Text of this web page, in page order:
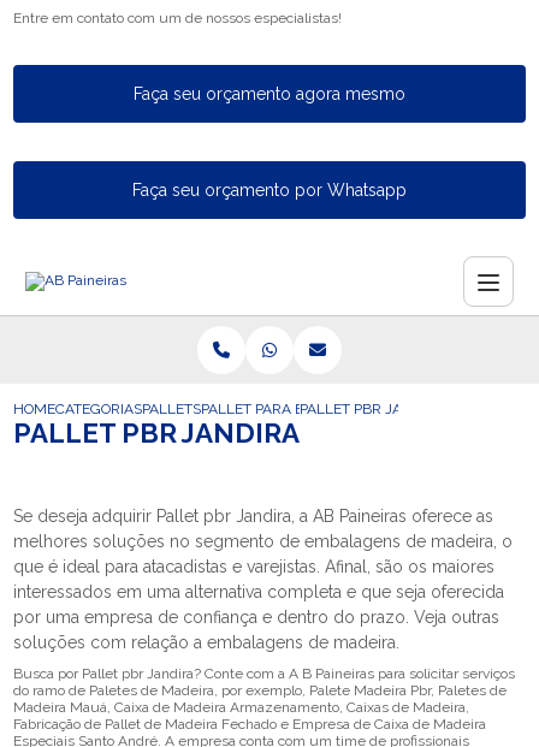
Entre em contato com um de nossos especialistas!
Faça seu orçamento agora mesmo
Faça seu orçamento por Whatsapp
HOMECATEGORIASPALLETSPALLET PARA EXPORTACAO
PALLET PBR JANDIRA
PALLET PBR JANDIRA
Se deseja adquirir Pallet pbr Jandira, a AB Paineiras oferece as
melhores soluções no segmento de embalagens de madeira, o
que é ideal para atacadistas e varejistas. Afinal, são os maiores
interessados em uma alternativa completa e que seja oferecida
por uma empresa de confiança e dentro do prazo. Veja outras
soluções com relação a embalagens de madeira.
Busca por Pallet pbr Jandira? Conte com a A B Paineiras para solicitar serviços
do ramo de Paletes de Madeira, por exemplo, Palete Madeira Pbr, Paletes de
Madeira Mauá, Caixa de Madeira Armazenamento, Caixas de Madeira,
Fabricação de Pallet de Madeira Fechado e Empresa de Caixa de Madeira
Especiais Santo André. A empresa conta com um time de profissionais